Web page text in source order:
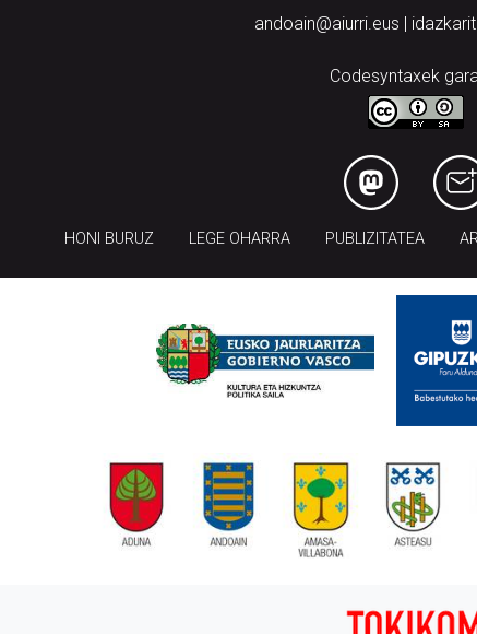
andoain@aiurri.eus |
Codesyntaxek
HONI BURUZ LEGE OHARRA PUBLIZITATEA